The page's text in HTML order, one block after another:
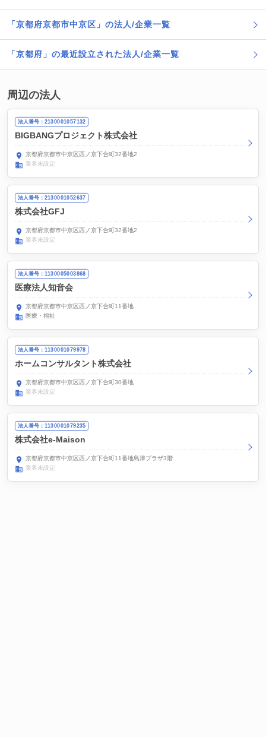
「京都府京都市中京区」の法人/企業一覧
「京都府」の最近設立された法人/企業一覧
周辺の法人
法人番号：2130001057132
BIGBANGプロジェクト株式会社
京都府京都市中京区西ノ京下合町32番地2
業界未設定
法人番号：2130001052637
株式会社GFJ
京都府京都市中京区西ノ京下合町32番地2
業界未設定
法人番号：1130005003868
医療法人知音会
京都府京都市中京区西ノ京下合町11番地
医療・福祉
法人番号：1130001079978
ホームコンサルタント株式会社
京都府京都市中京区西ノ京下合町30番地
業界未設定
法人番号：1130001079235
株式会社e-Maison
京都府京都市中京区西ノ京下合町11番地島津プラザ3階
業界未設定